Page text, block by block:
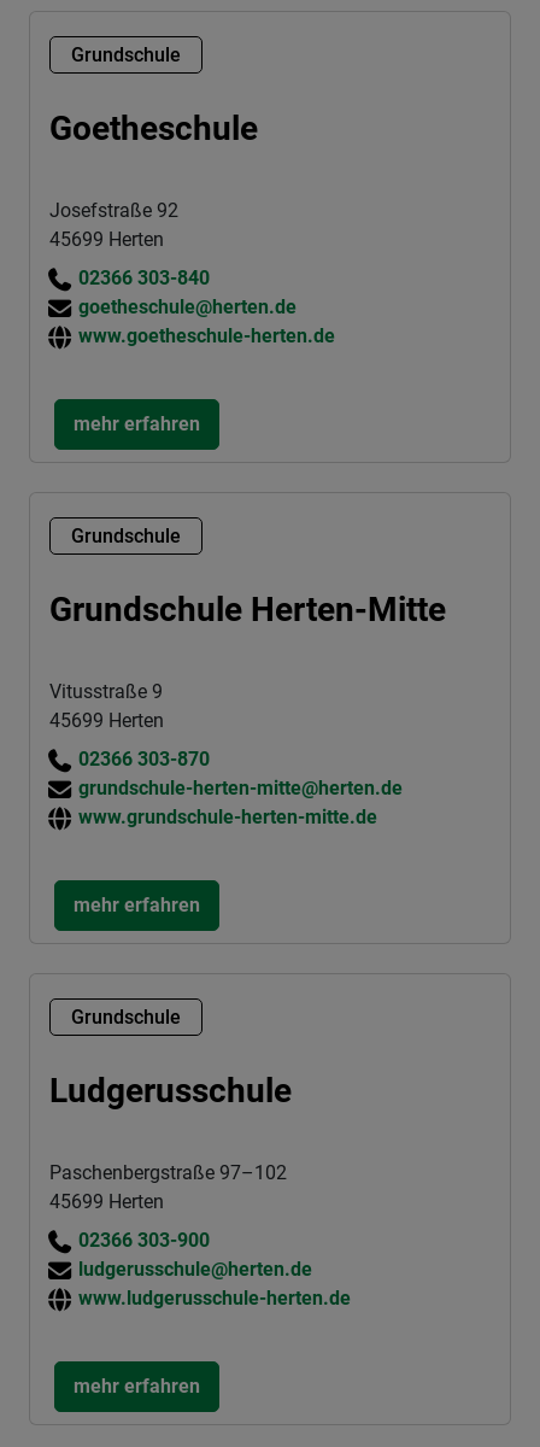
Grundschule
Goetheschule
Josefstraße 92
45699 Herten
02366 303-840
goetheschule@herten.de
www.goetheschule-herten.de
mehr erfahren
Grundschule
Grundschule Herten-Mitte
Vitusstraße 9
45699 Herten
02366 303-870
grundschule-herten-mitte@herten.de
www.grundschule-herten-mitte.de
mehr erfahren
Grundschule
Ludgerusschule
Paschenbergstraße 97–102
45699 Herten
02366 303-900
ludgerusschule@herten.de
www.ludgerusschule-herten.de
mehr erfahren